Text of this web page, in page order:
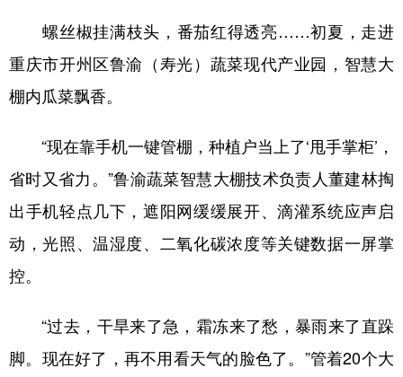
螺丝椒挂满枝头，番茄红得透亮……初夏，走进
重庆市开州区鲁渝（寿光）蔬菜现代产业园 ，智慧大
棚内瓜菜飘香。
“现在靠手机一键管棚，种植户当上了‘甩手掌柜’，
省时又省力。”鲁渝蔬菜智慧大棚技术负责人董建林掏
出手机轻点几下，遮阳网缓缓展开、滴灌系统应声启
动，光照、温湿度、二氧化碳浓度等关键数据一屏掌
控。
“过去，干旱来了急，霜冻来了愁，暴雨来了直跺
脚。现在好了，再不用看天气的脸色了。”管着20个大